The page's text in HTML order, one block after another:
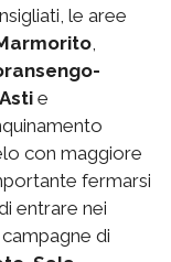
le aree
e
con maggiore
fermarsi
entrare nei
di